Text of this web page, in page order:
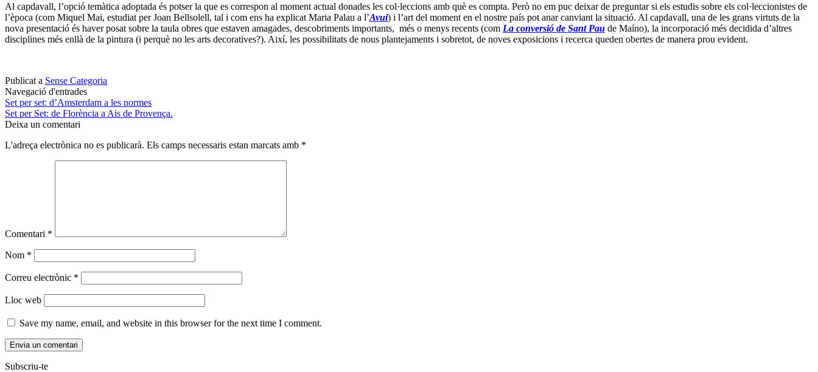
Al capdavall, l’opció temàtica adoptada és potser la que es correspon al moment actual donades les col·leccions amb què es compta. Però no em puc deixar de preguntar si els estudis sobre els col·leccionistes de
l’època (com Miquel Mai, estudiat per Joan Bellsolell, tal i com ens ha explicat Maria Palau a l’Avui) i l’art del moment en el nostre país pot anar canviant la situació. Al capdavall, una de les grans virtuts de la
nova presentació és haver posat sobre la taula obres que estaven amagades, descobriments importants, més o menys recents (com La conversió de Sant Pau de Maíno), la incorporació més decidida d’altres
disciplines més enllà de la pintura (i perquè no les arts decoratives?). Així, les possibilitats de nous plantejaments i sobretot, de noves exposicions i recerca queden obertes de manera prou evident.
Publicat a Sense Categoria
Navegació d'entrades
Set per set: d’Amsterdam a les normes
Set per Set: de Florència a Ais de Provença.
Deixa un comentari
L'adreça electrònica no es publicarà. Els camps necessaris estan marcats amb *
Comentari *
Nom *
Correu electrònic *
Lloc web
Save my name, email, and website in this browser for the next time I comment.
Subscriu-te